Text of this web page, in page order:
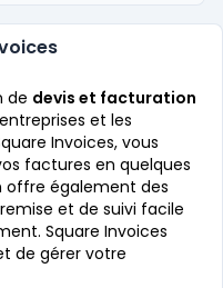
de devis et facturation
et les
Invoices, vous
factures en quelques
offre également des
et de suivi facile
Square Invoices
de gérer votre